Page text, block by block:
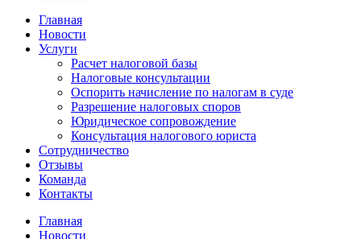
Главная
Новости
Услуги
Расчет налоговой базы
Налоговые консультации
Оспорить начисление по налогам в суде
Разрешение налоговых споров
Юридическое сопровождение
Консультация налогового юриста
Сотрудничество
Отзывы
Команда
Контакты
Главная
Новости